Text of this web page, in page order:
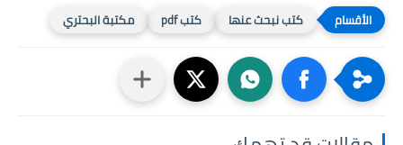
كتب نبحث عنها كتب pdf مكتبة البحتري